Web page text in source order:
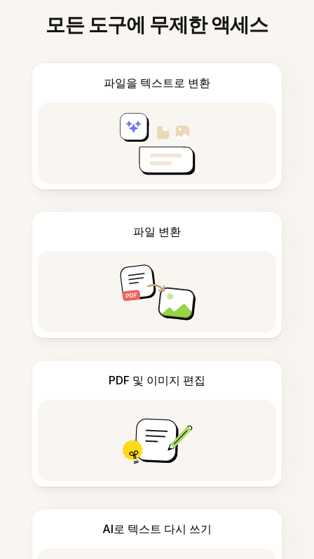
모든 도구에 무제한 액세스
파일을 텍스트로 변환
파일 변환
PDF 및 이미지 편집
AI로 텍스트 다시 쓰기